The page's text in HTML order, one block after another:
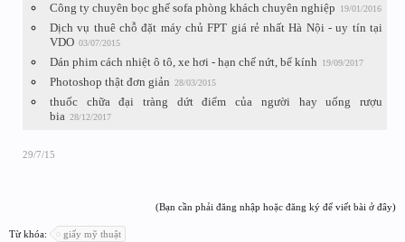
Công ty chuyên bọc ghế sofa phòng khách chuyên nghiệp 19/01/2016
Dịch vụ thuê chỗ đặt máy chủ FPT giá rẻ nhất Hà Nội - uy tín tại
VDO 03/07/2015
Dán phim cách nhiệt ô tô, xe hơi - hạn chế nứt, bể kính 19/09/2017
Photoshop thật đơn giản 28/03/2015
thuốc chữa đại tràng dứt điểm của người hay uống rượu
bia 28/12/2017
29/7/15
(Bạn cần phải đăng nhập hoặc đăng ký để viết bài ở đây)
Từ khóa: giấy mỹ thuật